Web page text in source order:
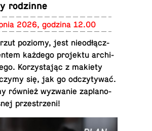
rodzinne
2026, godzina 12.00
poziomy, jest nie­od­łącz­
każdego pro­jek­tu ar­chi­
Ko­rzy­sta­jąc z makiety
się, jak go od­czy­ty­wać.
również wy­zwa­nie za­pla­no­
przestrzeni!